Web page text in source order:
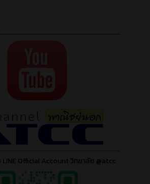
Official Account วิทยาลัย @atcc